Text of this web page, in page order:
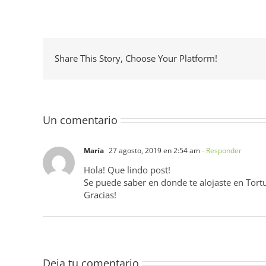
Share This Story, Choose Your Platform!
Un comentario
María 27 agosto, 2019 en 2:54 am- Responder
Hola! Que lindo post!
Se puede saber en donde te alojaste en
Gracias!
Deja tu comentario